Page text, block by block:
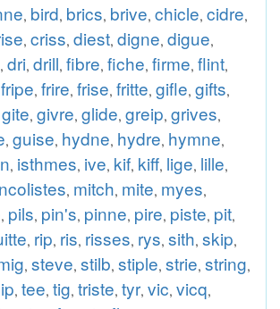
, bird, brics, brive, chicle, cidre,
, criss, diest, digne, digue,
, dri, drill, fibre, fiche, firme, flint,
fripe, frire, frise, fritte, gifle, gifts,
gite, givre, glide, greip, grives,
, guise, hydne, hydre, hymne,
, isthmes, ive, kif, kiff, lige, lille,
, mitch, mite, myes,
, pils, pin's, pinne, pire, piste, pit,
, rip, ris, risses, rys, sith, skip,
, steve, stilb, stiple, strie, string,
, tee, tig, triste, tyr, vic, vicq,